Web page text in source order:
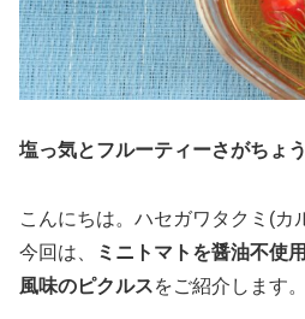
塩っ気とフルーティーさがちょう
こんにちは。ハセガワタクミ(カ
今回は、
ミニトマトを醤油不使
風味のピクルスをご紹介します。